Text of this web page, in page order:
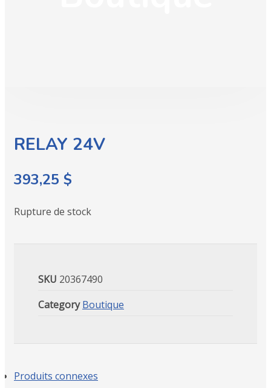
RELAY 24V
393,25 $
Rupture de stock
SKU 20367490
Category Boutique
Produits connexes